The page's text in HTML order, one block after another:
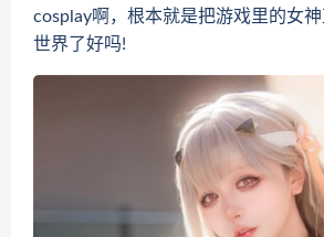
cosplay啊，根本就是把游戏里的女
世界了好吗!